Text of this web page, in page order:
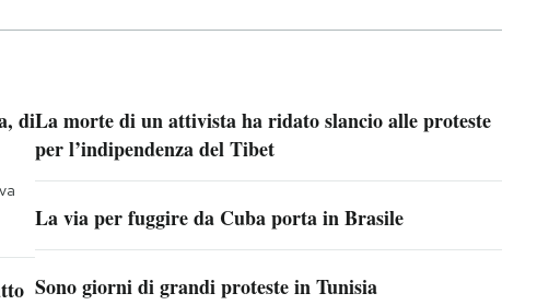
diLa morte di un attivista ha ridato slancio alle proteste
per l’indipendenza del Tibet
La via per fuggire da Cuba porta in Brasile
Sono giorni di grandi proteste in Tunisia